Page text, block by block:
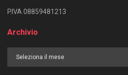
P.IVA 08859481213
Archivio